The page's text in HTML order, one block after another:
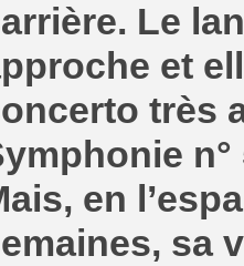
Le
et
très
n°
en
sa